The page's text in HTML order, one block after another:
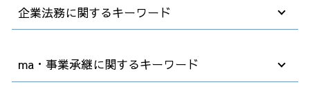
企業法務に関するキーワード
パワハラ 対策
採用 コンプライアンス
ma・事業承継に関するキーワード